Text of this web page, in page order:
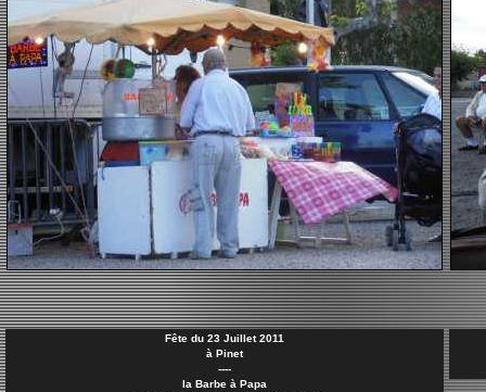
Fête du 23 Juillet 2011
à Pinet
----
la Barbe à Papa